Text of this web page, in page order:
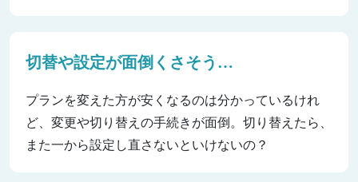
切替や設定が面倒くさそう…
プランを変えた方が安くなるのは分かっているけれ
ど、変更や切り替えの手続きが面倒。切り替えたら、
また一から設定し直さないといけないの？